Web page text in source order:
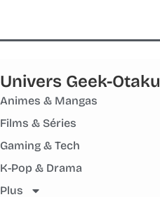
Univers Geek-Otaku
Animes & Mangas
Films & Séries
Gaming & Tech
K-Pop & Drama
Plus